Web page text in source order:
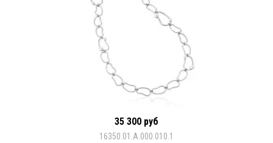
35 300 руб
16350.01.A.000.010.1